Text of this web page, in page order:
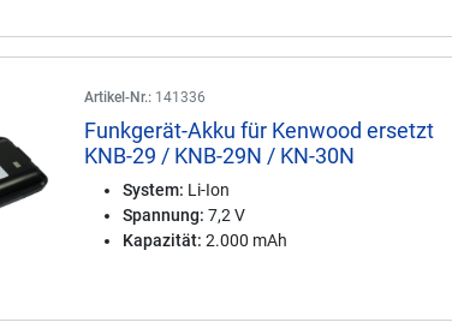
Artikel-Nr.: 141336
Funkgerät-Akku für Kenwood ersetzt
KNB-29 / KNB-29N / KN-30N
System: Li-Ion
Spannung: 7,2 V
Kapazität: 2.000 mAh